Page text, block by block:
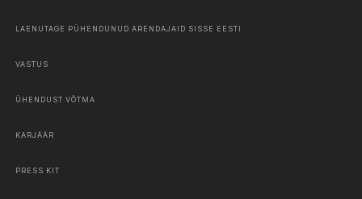
LAENUTAGE PÜHENDUNUD ARENDAJAID SISSE EESTI
VASTUS
ÜHENDUST VÕTMA
KARJÄÄR
PRESS KIT